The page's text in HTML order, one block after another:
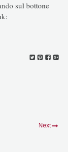
sul bottone
Next